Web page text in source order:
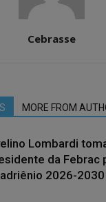
Cebrasse
MORE FROM
Lombardi
da Febrac
2026-2030